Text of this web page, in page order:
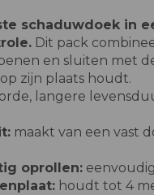
schaduwdoek in
Dit pack
en sluiten met
zijn plaats houdt.
langere
maakt van een vast
oprollen:
houdt tot 4